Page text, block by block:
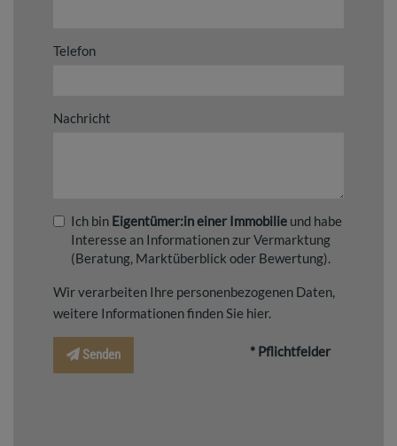
Telefon
Nachricht
Ich bin Eigentümer:in einer Immobilie und habe
Interesse an Informationen zur Vermarktung
(Beratung, Marktüberblick oder Bewertung).
Wir verarbeiten Ihre personenbezogenen Daten,
weitere Informationen finden Sie hier.
Senden * Pflichtfelder